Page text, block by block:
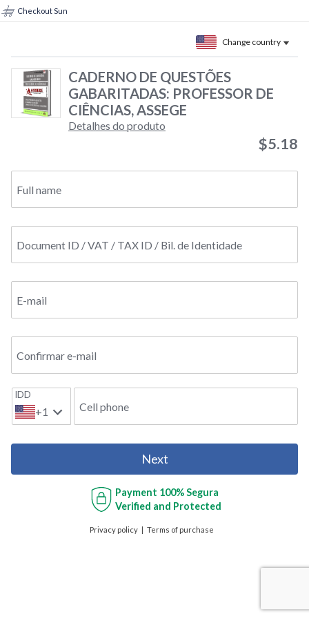
Checkout Sun
Change country
CADERNO DE QUESTÕES
GABARITADAS: PROFESSOR DE
CIÊNCIAS, ASSEGE
Detalhes do produto
$5.18
Full name
Document ID / VAT / TAX ID / Bil. de Identidade
E-mail
Confirmar e-mail
IDD
+1 Cell phone
Next
Payment 100% Segura
Verified and Protected
Privacy policy Terms of purchase